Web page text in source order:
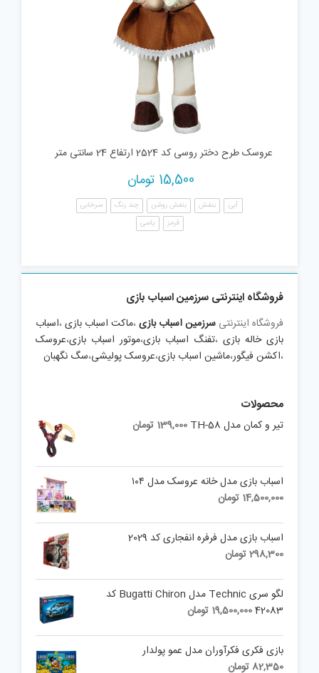
عروسک طرح دختر روسی کد 2524 ارتفاع 24 سانتی متر
15,500 تومان
آبی بنفش بنفش روشن چند رنگ
سرخابی
قرمز
یاسی
فروشگاه اینترنتی سرزمین اسباب بازی
فروشگاه اینترنتی سرزمین اسباب بازی،ماکت اسباب بازی،اسباب
بازی خاله بازی ،تفنگ اسباب بازی،موتور اسباب بازی،عروسک
،اکشن فیگور،ماشین اسباب بازی،عروسک پولیشی،سگ نگهبان
محصولات
تیر و کمان مدل TH-58 139,000 تومان
اسباب بازی مدل خانه عروسک مدل ۱۰۴
14,500,000 تومان
اسباب بازی مدل فرفره انفجاری کد 2029
298,300تومان
لگو سری Technic مدل Bugatti Chiron کد
42083
19,500,000 تومان
بازی فکری فکرآوران مدل عمو پولدار
82,350 تومان